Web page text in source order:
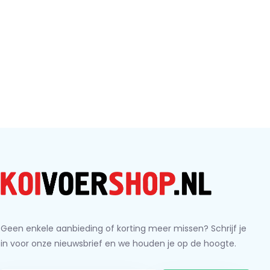
Geen enkele aanbieding of korting meer missen? Schrijf je
in voor onze nieuwsbrief en we houden je op de hoogte.